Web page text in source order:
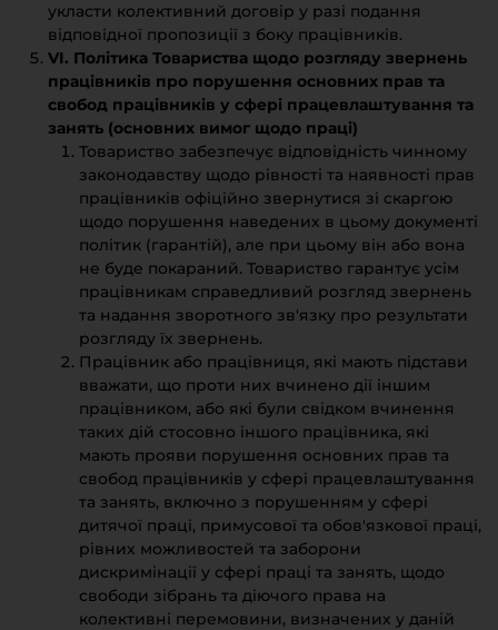
укласти колективний договір у разі подання
відповідної пропозиції з боку працівників.
VI. Політика Товариства щодо розгляду звернень
працівників про порушення основних прав та
свобод працівників у сфері працевлаштування та
занять (основних вимог щодо праці)
Товариство забезпечує відповідність чинному
законодавству щодо рівності та наявності прав
працівників офіційно звернутися зі скаргою
щодо порушення наведених в цьому документі
політик (гарантій), але при цьому він або вона
не буде покараний. Товариство гарантує усім
працівникам справедливий розгляд звернень
та надання зворотного зв'язку про результати
розгляду їх звернень.
Працівник або працівниця, які мають підстави
вважати, що проти них вчинено дії іншим
працівником, або які були свідком вчинення
таких дій стосовно іншого працівника, які
мають прояви порушення основних прав та
свобод працівників у сфері працевлаштування
та занять, включно з порушенням у сфері
дитячої праці, примусової та обов'язкової праці,
рівних можливостей та заборони
дискримінації у сфері праці та занять, щодо
свободи зібрань та діючого права на
колективні перемовини, визначених у даній